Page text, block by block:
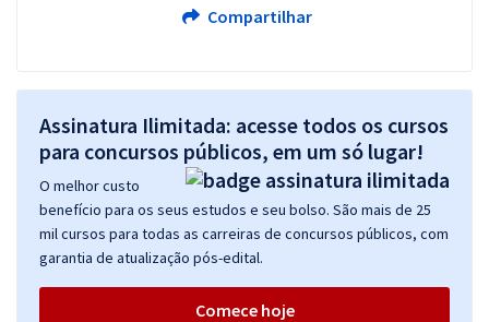
Compartilhar
Assinatura Ilimitada: acesse todos os cursos
para concursos públicos, em um só lugar!
O melhor custo
benefício para os seus estudos e seu bolso. São mais de 25
mil cursos para todas as carreiras de concursos públicos, com
garantia de atualização pós-edital.
Comece hoje